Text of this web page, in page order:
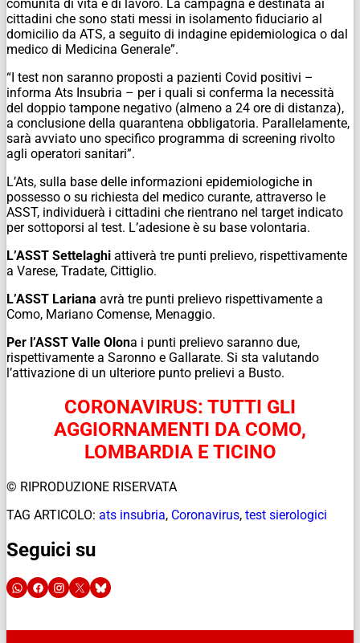
comunità di vita e di lavoro. La campagna è destinata ai
cittadini che sono stati messi in isolamento fiduciario al
domicilio da ATS, a seguito di indagine epidemiologica o dal
medico di Medicina Generale”.
“I test non saranno proposti a pazienti Covid positivi –
informa Ats Insubria – per i quali si conferma la necessità
del doppio tampone negativo (almeno a 24 ore di distanza),
a conclusione della quarantena obbligatoria. Parallelamente,
sarà avviato uno specifico programma di screening rivolto
agli operatori sanitari”.
L’Ats, sulla base delle informazioni epidemiologiche in
possesso o su richiesta del medico curante, attraverso le
ASST, individuerà i cittadini che rientrano nel target indicato
per sottoporsi al test. L’adesione è su base volontaria.
L’ASST Settelaghi attiverà tre punti prelievo, rispettivamente
a Varese, Tradate, Cittiglio.
L’ASST Lariana avrà tre punti prelievo rispettivamente a
Como, Mariano Comense, Menaggio.
Per l’ASST Valle Olona i punti prelievo saranno due,
rispettivamente a Saronno e Gallarate. Si sta valutando
l’attivazione di un ulteriore punto prelievi a Busto.
CORONAVIRUS: TUTTI GLI
AGGIORNAMENTI DA COMO,
LOMBARDIA E TICINO
© RIPRODUZIONE RISERVATA
TAG ARTICOLO: ats insubria, Coronavirus, test sierologici
Seguici su